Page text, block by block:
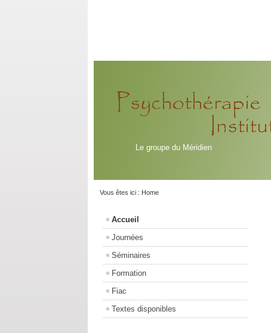
Le groupe du Méridien
Vous êtes ici : Home
Accueil
Journées
Séminaires
Formation
Fiac
Textes disponibles